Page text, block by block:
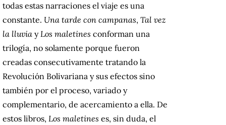
todas estas narraciones el viaje es una
constante. Una tarde con campanas, Tal vez
la lluvia yLos maletines conforman una
trilogía, no solamente porque fueron
creadas consecutivamente tratando la
Revolución Bolivariana y sus efectos sino
también por el proceso, variado y
complementario, de acercamiento a ella. De
estos libros, Los maletines es, sin duda, el